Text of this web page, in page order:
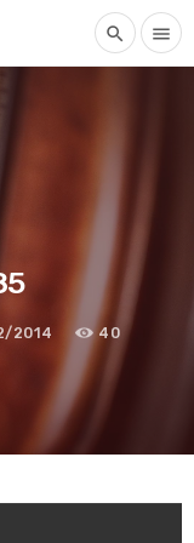
search menu
2014 40